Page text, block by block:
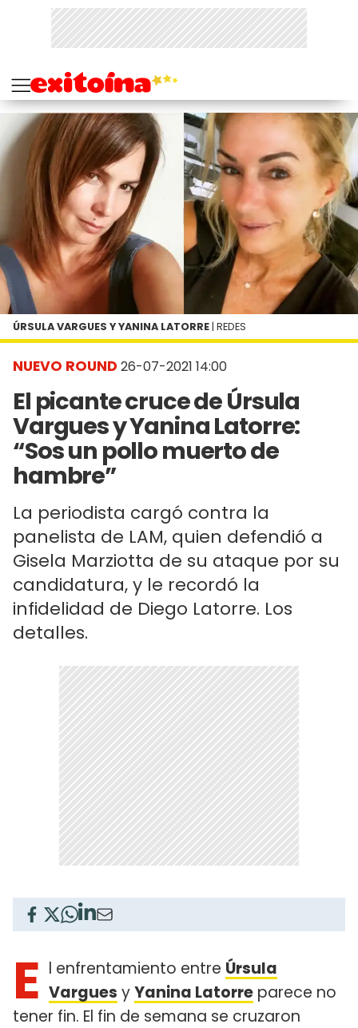
NUEVO ROUND 26-07-2021 14:00
El picante cruce de Úrsula
Vargues y Yanina Latorre:
“Sos un pollo muerto de
hambre”
La periodista cargó contra la
panelista de LAM, quien defendió a
Gisela Marziotta de su ataque por su
candidatura, y le recordó la
infidelidad de Diego Latorre. Los
detalles.
ÚRSULA VARGUES Y YANINA LATORRE | REDES
E l enfrentamiento entre Úrsula
Vargues yYanina Latorre parece no
tener fin. El fin de semana se cruzaron